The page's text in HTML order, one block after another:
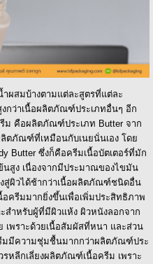
ผสมบ้างตามแต่ละสูตรที่แต่ละ
ว่าเนื้อผลิตภัณฑ์ประเภทอื่นๆ อีก
คือผลิตภัณฑ์ประเภท Butter จาก
ตภัณฑ์ที่เหมือนกับเนยนั่นเอง โดย
Butter ซึ่งก็คือครีมเนื้อบัตเตอร์ที่มัก
นสูง เนื่องจากมีประมาณของไขมัน
สู่ผิวได้ช้ากว่าเนื้อผลิตภัณฑ์ชนิดอื่น
อครีมมากยิ่งขึ้นเพื่อเพิ่มประสิทธิภาพ
สำหรับผู้ที่มีผิวแห้ง ผิวหนังลอกจาก
เพราะด้วยเนื้อสัมผัสที่หนา และส่วน
มมีความชุ่มชื้นมากกว่าผลิตภัณฑ์ประ
หลีกเลี่ยงผลิตภัณฑ์เนื้อครีม เพราะ